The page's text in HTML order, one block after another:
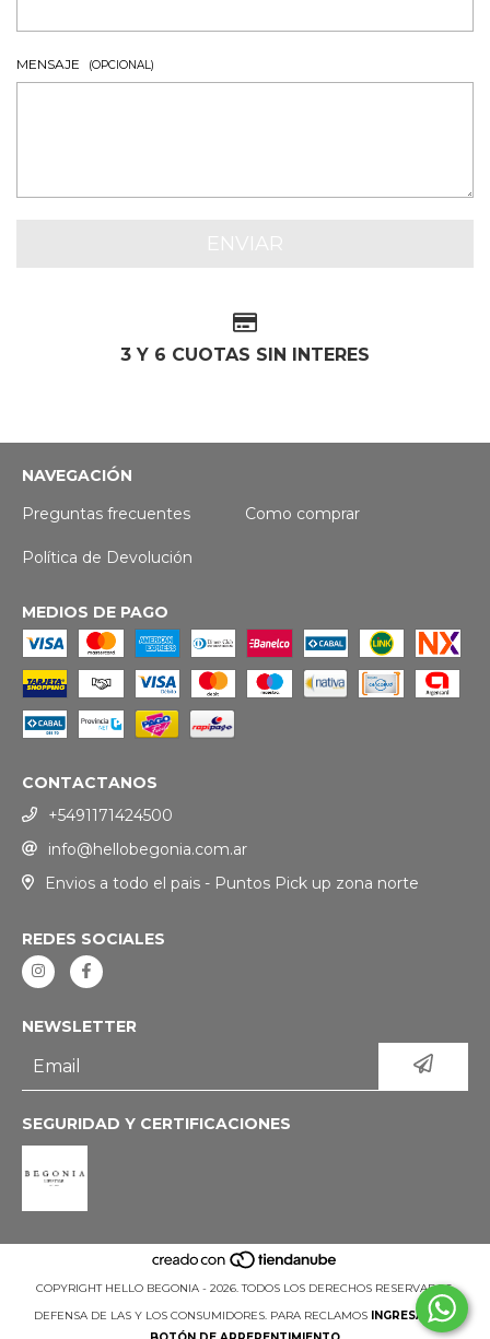
MENSAJE (OPCIONAL)
3 Y 6 CUOTAS SIN INTERES
NAVEGACIÓN
Preguntas frecuentes
Como comprar
Política de Devolución
MEDIOS DE PAGO
CONTACTANOS
+5491171424500
info@hellobegonia.com.ar
Envios a todo el pais - Puntos Pick up zona norte
REDES SOCIALES
NEWSLETTER
SEGURIDAD Y CERTIFICACIONES
COPYRIGHT HELLO BEGONIA - 2026. TODOS LOS DERECHOS RESERVADOS.
DEFENSA DE LAS Y LOS CONSUMIDORES. PARA RECLAMOS INGRESÁ ACÁ.